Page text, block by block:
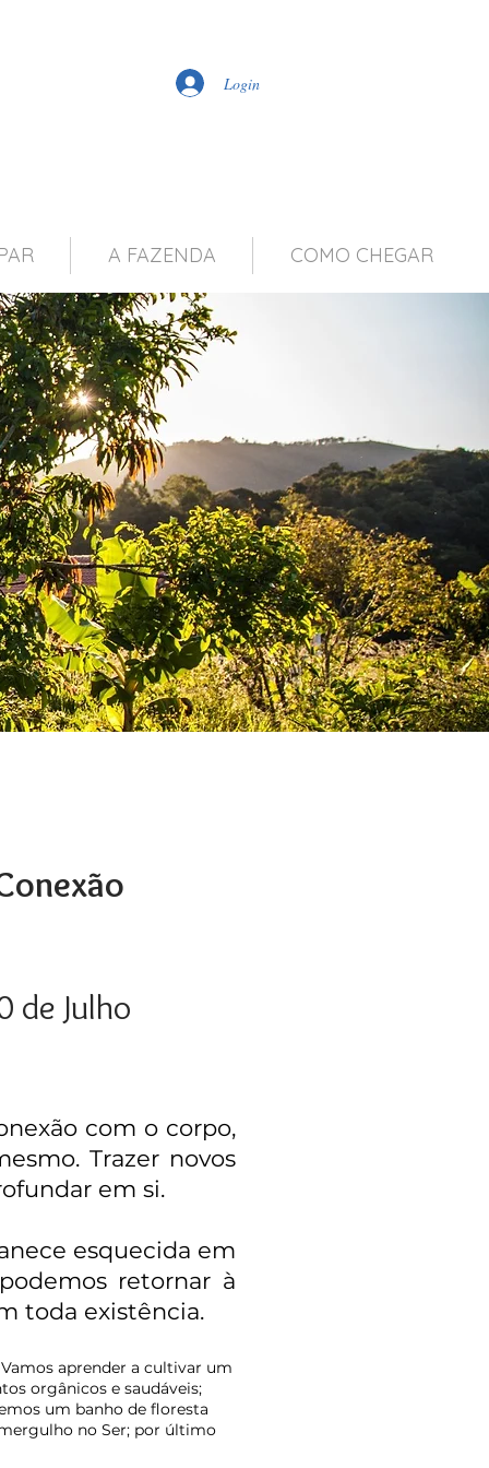
Login
A FAZENDA COMO CHEGAR
de Julho
com o corpo,
Trazer novos
em si.
esquecida em
retornar à
toda existência.
aprender a cultivar um
orgânicos e saudáveis;
um banho de floresta
no Ser; por último